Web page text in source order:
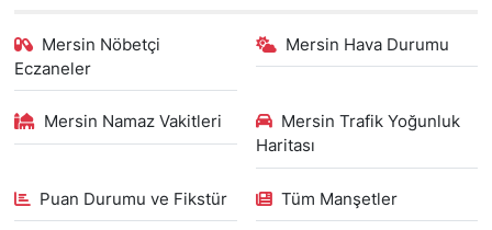
Mersin Nöbetçi
Eczaneler
Mersin Hava Durumu
Mersin Namaz Vakitleri
Mersin Trafik Yoğunluk
Haritası
Puan Durumu ve Fikstür Tüm Manşetler